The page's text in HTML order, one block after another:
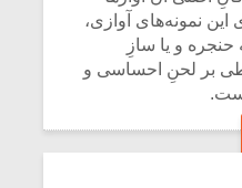
این نمونه‌های آوازی،
حنجره و یا سازِ
بر لحنِ احساسی و